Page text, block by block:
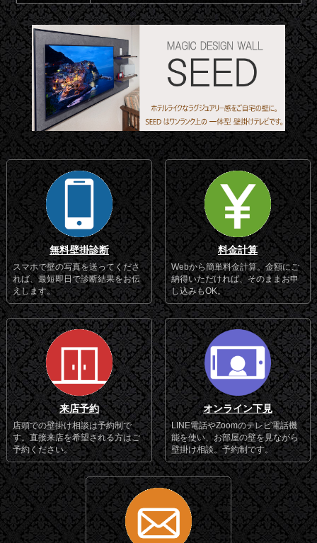
無料壁掛診断
スマホで壁の写真を送ってくださ
れば、最短即日で診断結果をお伝
えします。
料金計算
Webから簡単料金計算。金額にご
納得いただければ、そのままお申
し込みもOK。
来店予約
店頭での壁掛け相談は予約制で
す。直接来店を希望される方はご
予約ください。
オンライン下見
LINE電話やZoomのテレビ電話機
能を使い、お部屋の壁を見ながら
壁掛け相談。予約制です。